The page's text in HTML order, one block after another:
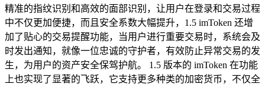
精准的指纹识别和高效的面部识别，让用户在登录和交易过程
中不仅更加便捷，而且安全系数大幅提升，1.5 imToken 还增
加了贴心的交易提醒功能，当用户进行重要交易时，系统会及
时发出通知，就像一位忠诚的守护者，有效防止异常交易的发
生，为用户的资产安全保驾护航。 1.5 版本的 imToken 在功能
上也实现了显著的飞跃，它支持更多种类的加密货币，不仅全